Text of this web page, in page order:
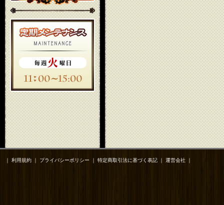
｜ 利用規約 ｜ プライバシーポリシー ｜ 特定商取引法に基づく表記 ｜ 運営会社 ｜